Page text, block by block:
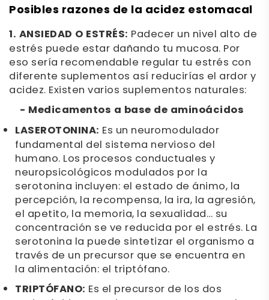
Posibles razones de la acidez estomacal
1. ANSIEDAD O ESTRÉS: Padecer un nivel alto de
estrés puede estar dañando tu mucosa. Por
eso sería recomendable regular tu estrés con
diferente suplementos así reducirías el ardor y
acidez. Existen varios suplementos naturales:
- Medicamentos a base de aminoácidos
LASEROTONINA: Es un neuromodulador
fundamental del sistema nervioso del
humano. Los procesos conductuales y
neuropsicológicos modulados por la
serotonina incluyen: el estado de ánimo, la
percepción, la recompensa, la ira, la agresión,
el apetito, la memoria, la sexualidad… su
concentración se ve reducida por el estrés. La
serotonina la puede sintetizar el organismo a
través de un precursor que se encuentra en
la alimentación: el triptófano.
TRIPTÓFANO: Es el precursor de los dos